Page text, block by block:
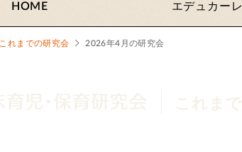
HOME エデュカーレ
これまでの研究会 2026年4月の研究会